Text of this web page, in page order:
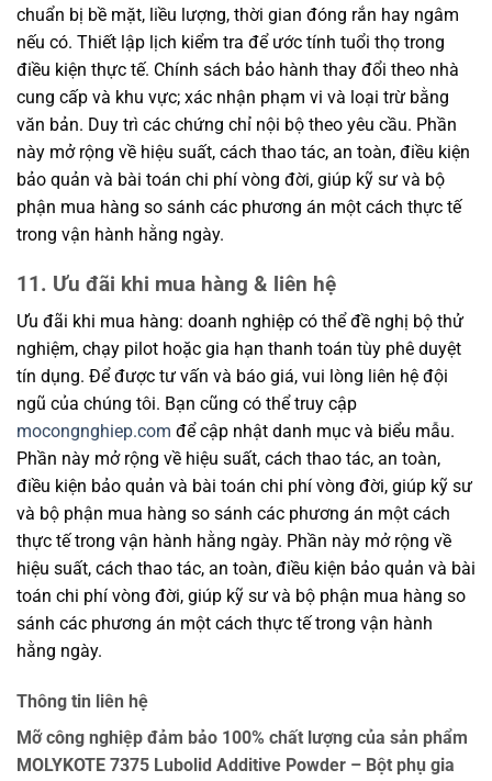
chuẩn bị bề mặt, liều lượng, thời gian đóng rắn hay ngâm
nếu có. Thiết lập lịch kiểm tra để ước tính tuổi thọ trong
điều kiện thực tế. Chính sách bảo hành thay đổi theo nhà
cung cấp và khu vực; xác nhận phạm vi và loại trừ bằng
văn bản. Duy trì các chứng chỉ nội bộ theo yêu cầu. Phần
này mở rộng về hiệu suất, cách thao tác, an toàn, điều kiện
bảo quản và bài toán chi phí vòng đời, giúp kỹ sư và bộ
phận mua hàng so sánh các phương án một cách thực tế
trong vận hành hằng ngày.
11. Ưu đãi khi mua hàng & liên hệ
Ưu đãi khi mua hàng: doanh nghiệp có thể đề nghị bộ thử
nghiệm, chạy pilot hoặc gia hạn thanh toán tùy phê duyệt
tín dụng. Để được tư vấn và báo giá, vui lòng liên hệ đội
ngũ của chúng tôi. Bạn cũng có thể truy cập
mocongnghiep.com để cập nhật danh mục và biểu mẫu.
Phần này mở rộng về hiệu suất, cách thao tác, an toàn,
điều kiện bảo quản và bài toán chi phí vòng đời, giúp kỹ sư
và bộ phận mua hàng so sánh các phương án một cách
thực tế trong vận hành hằng ngày. Phần này mở rộng về
hiệu suất, cách thao tác, an toàn, điều kiện bảo quản và bài
toán chi phí vòng đời, giúp kỹ sư và bộ phận mua hàng so
sánh các phương án một cách thực tế trong vận hành
hằng ngày.
Thông tin liên hệ
Mỡ công nghiệp đảm bảo 100% chất lượng của sản phẩm
MOLYKOTE 7375 Lubolid Additive Powder – Bột phụ gia